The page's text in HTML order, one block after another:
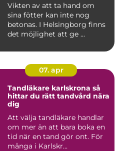
Vikten av att ta hand om
sina fötter kan inte nog
betonas. I Helsingborg finns
det möjlighet att ge ...
07. apr
Tandläkare karlskrona så
hittar du rätt tandvård nära
dig
Att välja tandläkare handlar
om mer än att bara boka en
tid när en tand gör ont. För
många i Karlskr...